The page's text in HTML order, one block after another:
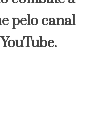
pelo canal